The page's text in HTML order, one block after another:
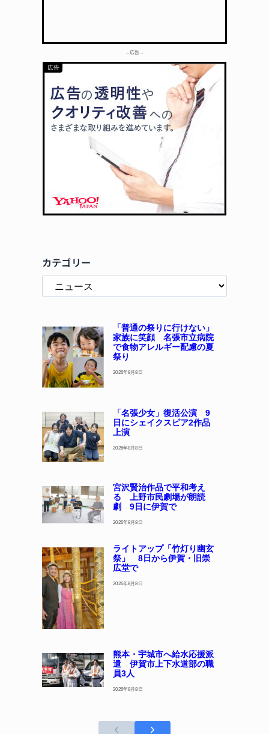
– 広告 –
カテゴリー
「普通の祭りに行けない」
家族に笑顔 名張市立病院
で食物アレルギー配慮の夏
祭り
2026年8月8日
「名張少女」復活公演 9
日にシェイクスピア2作品
上演
2026年8月8日
宮沢賢治作品で平和考え
る 上野市民劇場が朗読
劇 9日に伊賀で
2026年8月8日
ライトアップ「竹灯り幽玄
祭」 8日から伊賀・旧崇
広堂で
2026年8月8日
熊本・宇城市へ給水応援派
遣 伊賀市上下水道部の職
員3人
2026年8月8日